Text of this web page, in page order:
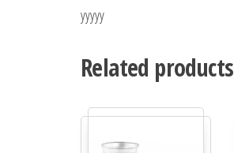
yyyyy
Related products